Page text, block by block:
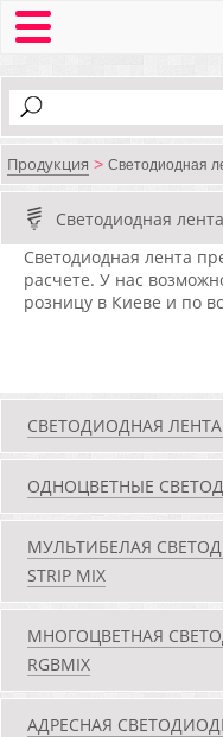
Продукция > Светодиодная
Светодиодная лента
Светодиодная лента
расчете. У нас
розницу в Киеве и по
СВЕТОДИОДНАЯ
ОДНОЦВЕТНЫЕ
МУЛЬТИБЕЛАЯ
STRIP MIX
МНОГОЦВЕТНАЯ
RGBMIX
АДРЕСНАЯ